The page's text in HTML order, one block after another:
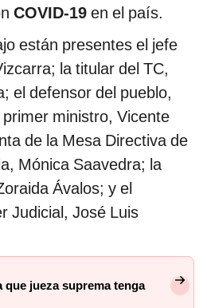
COVID-19 en el país.
están presentes el jefe
la titular del TC,
el defensor del pueblo,
ministro, Vicente
de la Mesa Directiva de
Mónica Saavedra; la
Ávalos; y el
Judicial, José Luis
jueza suprema tenga